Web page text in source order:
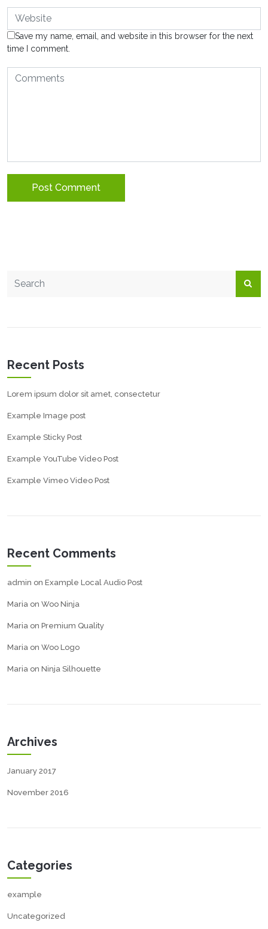
Save my name, email, and website in this browser for the next
time I comment.
Recent Posts
Lorem ipsum dolor sit amet, consectetur
Example Image post
Example Sticky Post
Example YouTube Video Post
Example Vimeo Video Post
Recent Comments
admin on Example Local Audio Post
Maria on Woo Ninja
Maria on Premium Quality
Maria on Woo Logo
Maria on Ninja Silhouette
Archives
January 2017
November 2016
Categories
example
Uncategorized